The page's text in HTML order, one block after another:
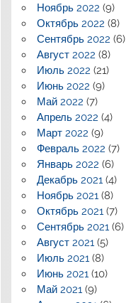
Ноябрь 2022 (9)
Октябрь 2022 (8)
Сентябрь 2022 (6)
Август 2022 (8)
Июль 2022 (21)
Июнь 2022 (9)
Май 2022 (7)
Апрель 2022 (4)
Март 2022 (9)
Февраль 2022 (7)
Январь 2022 (6)
Декабрь 2021 (4)
Ноябрь 2021 (8)
Октябрь 2021 (7)
Сентябрь 2021 (6)
Август 2021 (5)
Июль 2021 (8)
Июнь 2021 (10)
Май 2021 (9)